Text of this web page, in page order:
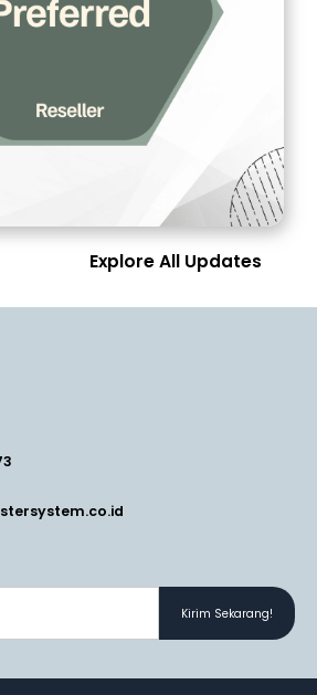
Explore All Updates
Kirim Sekarang!